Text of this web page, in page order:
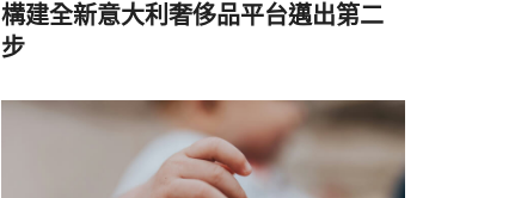
構建全新意大利奢侈品平台邁出第二
步